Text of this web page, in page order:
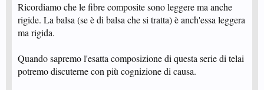
Ricordiamo che le fibre composite sono leggere ma anche
rigide. La balsa (se è di balsa che si tratta) è anch'essa leggera
ma rigida.
Quando sapremo l'esatta composizione di questa serie di telai
potremo discuterne con più cognizione di causa.